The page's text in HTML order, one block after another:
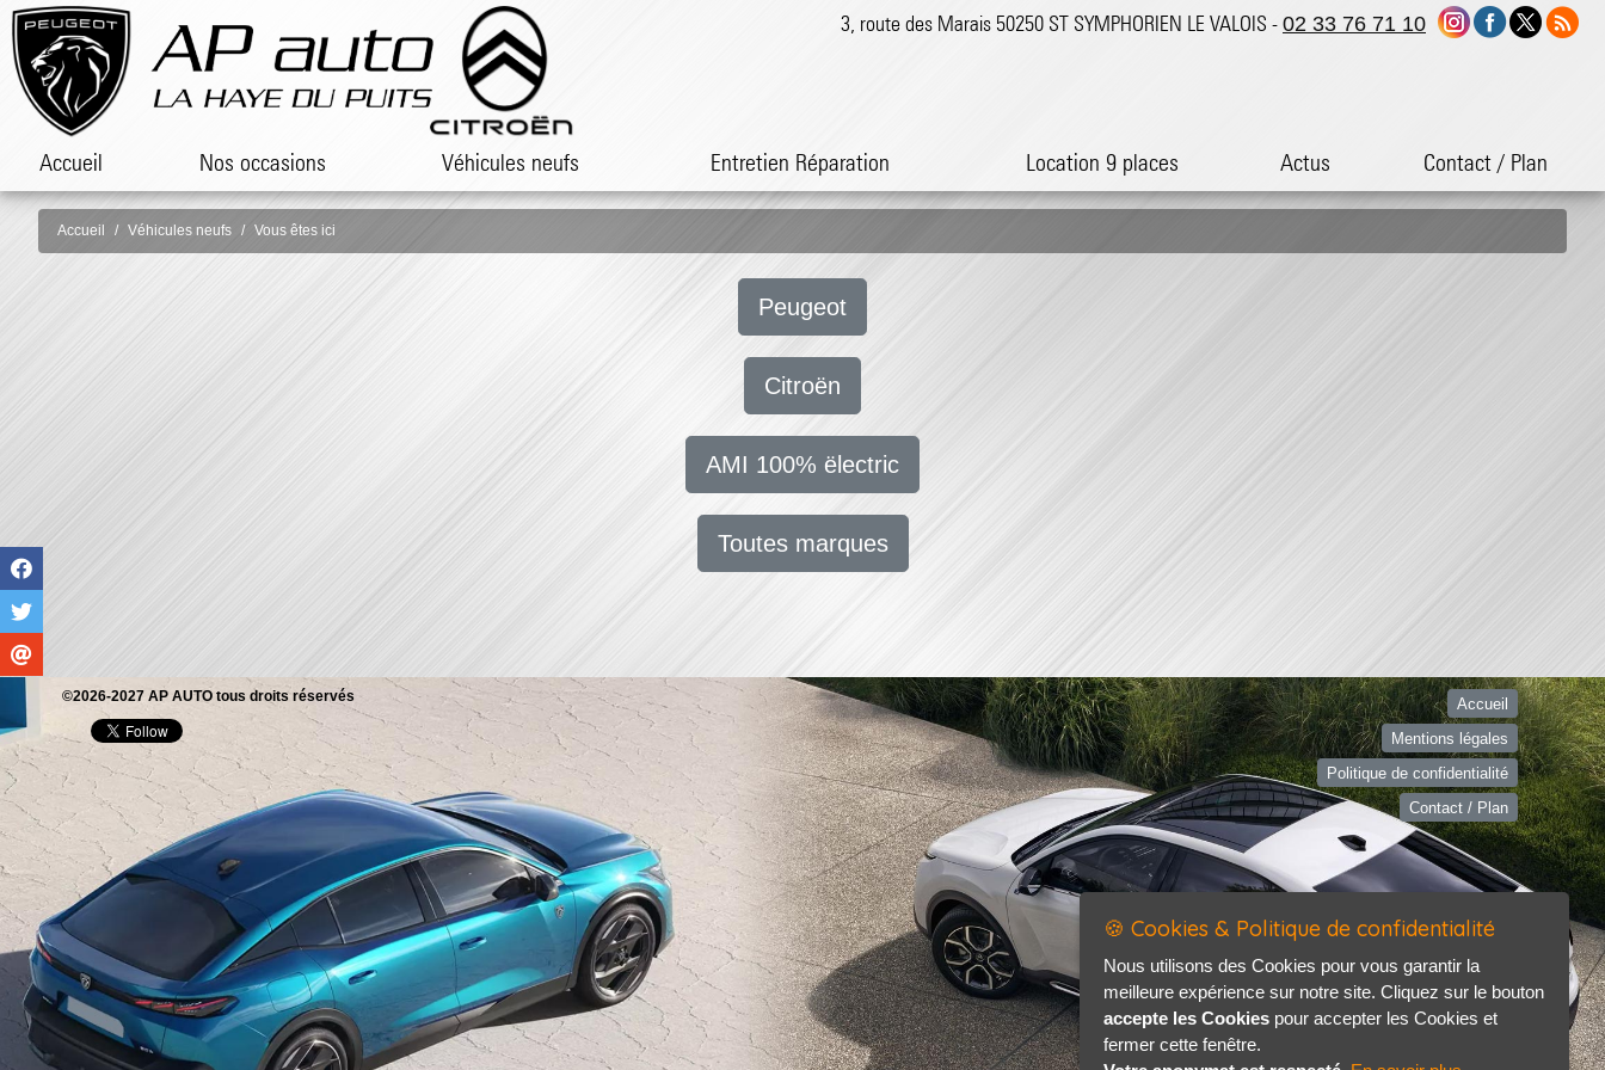
Accueil Nos occasions Véhicules neufs Entretien Réparation Location 9 places Actus Contact / Plan
3, route des Marais 50250 ST SYMPHORIEN LE VALOIS - 02 33 76 71 10
Accueil Véhicules neufs Vous êtes ici
Peugeot
Citroën
AMI 100% ëlectric
Toutes marques
©2026-2027 AP AUTO tous droits réservés
Accueil
Mentions légales
Politique de confidentialité
Contact / Plan
🍪 Cookies & Politique de confidentialité
Nous utilisons des Cookies pour vous garantir la
meilleure expérience sur notre site. Cliquez sur le bouton
accepte les Cookies pour accepter les Cookies et
fermer cette fenêtre.